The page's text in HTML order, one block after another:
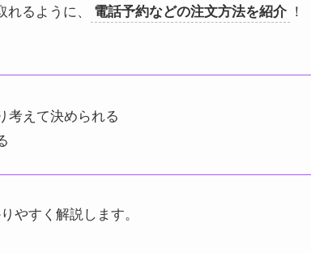
るように、 電話予約などの注文方法を紹介 ！
考えて決められる
やすく解説します。